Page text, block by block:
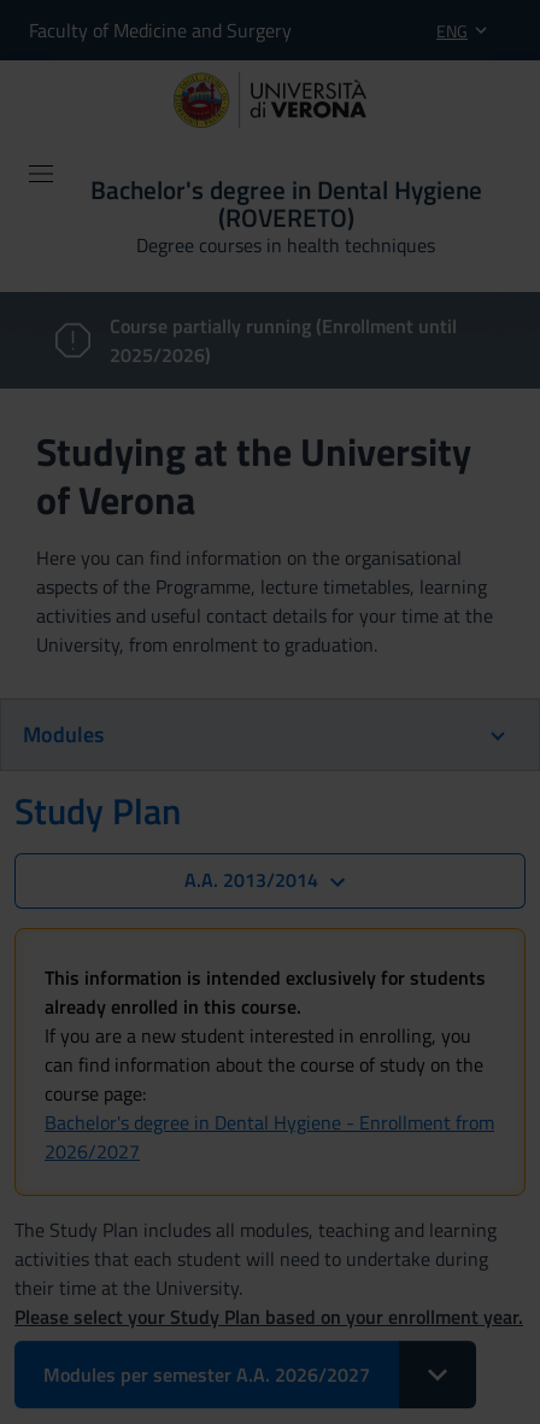
Faculty of Medicine and Surgery ENG
Bachelor's degree in Dental Hygiene
(ROVERETO)
Degree courses in health techniques
Course partially running (Enrollment until
2025/2026)
Studying at the University
of Verona
Here you can find information on the organisational
aspects of the Programme, lecture timetables, learning
activities and useful contact details for your time at the
University, from enrolment to graduation.
Modules
Study Plan
A.A. 2013/2014
This information is intended exclusively for students
already enrolled in this course.
If you are a new student interested in enrolling, you
can find information about the course of study on the
course page:
Bachelor's degree in Dental Hygiene - Enrollment from
2026/2027
The Study Plan includes all modules, teaching and learning
activities that each student will need to undertake during
their time at the University.
Please select your Study Plan based on your enrollment year.
Modules per semester A.A. 2026/2027
Toggle